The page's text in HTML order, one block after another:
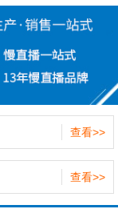
查看>>
查看>>